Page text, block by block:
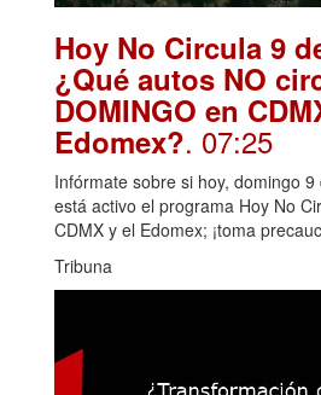
Hoy No Circula 9
¿Qué autos NO
DOMINGO en
Edomex?. 07:25
Infórmate sobre si hoy, domingo
está activo el programa Hoy No
CDMX y el Edomex; ¡toma
Tribuna